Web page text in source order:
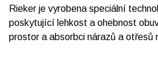
Rieker je vyrobena speciální
poskytující lehkost a ohebnost
prostor a absorbci nárazů a otřesů